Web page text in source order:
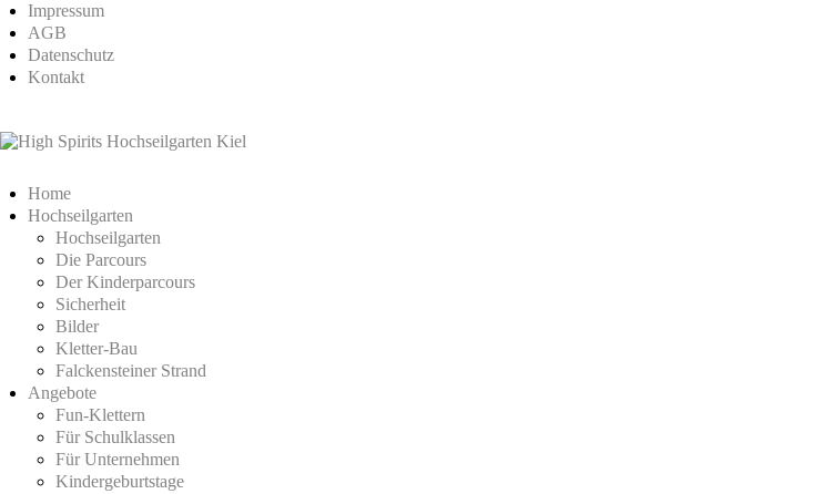
Impressum
AGB
Datenschutz
Kontakt
Home
Hochseilgarten
Hochseilgarten
Die Parcours
Der Kinderparcours
Sicherheit
Bilder
Kletter-Bau
Falckensteiner Strand
Angebote
Fun-Klettern
Für Schulklassen
Für Unternehmen
Kindergeburtstage